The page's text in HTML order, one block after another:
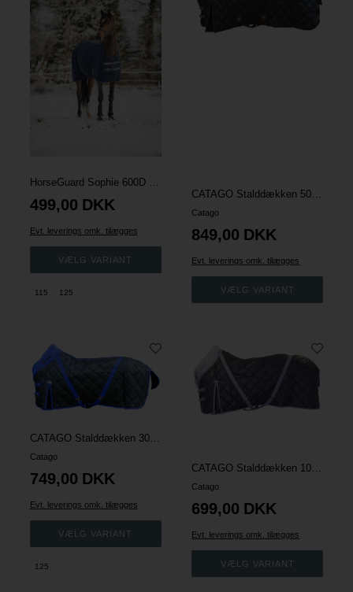
499,00 DKK
Evt. leverings omk. tilægges
115 125
Catago
849,00 DKK
Evt. leverings omk. tilægges
CATAGO Stalddækken 300 g - Blå
Catago
749,00 DKK
Evt. leverings omk. tilægges
125
CATAGO Stalddækken 100 g - Grå
Catago
699,00 DKK
Evt. leverings omk. tilægges